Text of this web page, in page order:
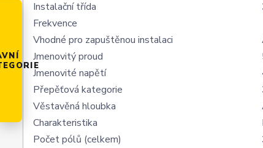
Instalační třída
Frekvence
Vhodné pro zapuštěnou instalaci
Jmenovitý proud
Jmenovité napětí
Přepěťová kategorie
Věstavěná hloubka
Charakteristika
Počet pólů (celkem)